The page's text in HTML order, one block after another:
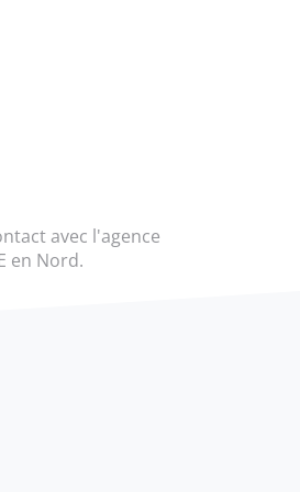
avec l'agence
en Nord.